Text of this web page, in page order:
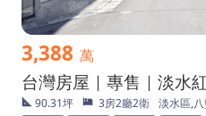
3,388 萬
90.31坪 3房2廳2衛 淡水區,